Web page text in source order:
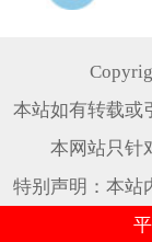
本站如有转载或
本网站只针
特别声明：本站